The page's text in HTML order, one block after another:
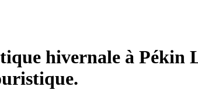
hivernale à Pékin